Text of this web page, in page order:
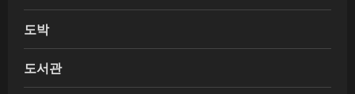
도박
도서관